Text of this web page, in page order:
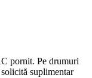
pornit. Pe drumuri
suplimentar